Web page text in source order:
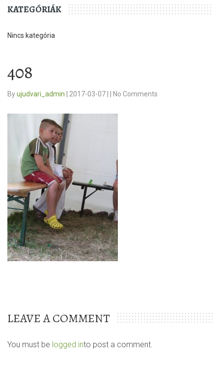
KATEGÓRIÁK
Nincs kategória
408
Byujudvari_admin 2017-03-07 No Comments
LEAVE A COMMENT
You must be logged into post a comment.